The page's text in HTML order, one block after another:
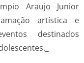
Araujo Junior
artística e
destinados